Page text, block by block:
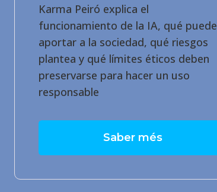
Karma Peiró explica el
funcionamiento de la IA, qué puede
aportar a la sociedad, qué riesgos
plantea y qué límites éticos deben
preservarse para hacer un uso
responsable
Saber més